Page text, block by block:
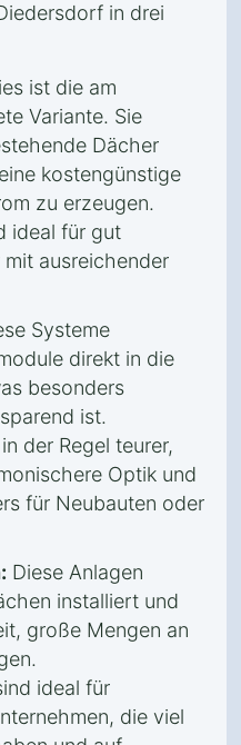
in drei
ist die am
Variante. Sie
Dächer
kostengünstige
zu erzeugen.
ideal für gut
ausreichender
Systeme
direkt in die
besonders
ist.
der Regel teurer,
Optik und
für Neubauten oder
Diese Anlagen
installiert und
große Mengen an
ideal für
die viel